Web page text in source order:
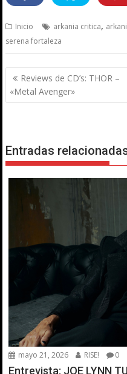
Inicio arkania critica,
serena fortaleza
Navegación
de
entradas
Reviews de CD’s: THOR –
«Metal Avenger»
Entradas
mayo 21, 2026 RISE! 0
Entrevista: JOE LYNN